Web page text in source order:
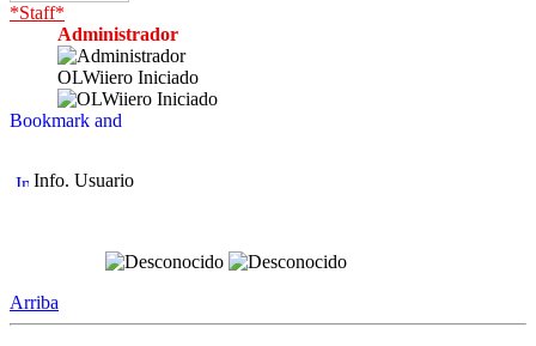
*Staff*
Administrador
OLWiiero Iniciado
Info. Usuario
Arriba